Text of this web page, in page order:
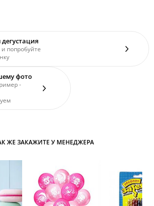
попробуйте
фото
-
ЖЕ ЗАКАЖИТЕ У МЕНЕДЖЕРА